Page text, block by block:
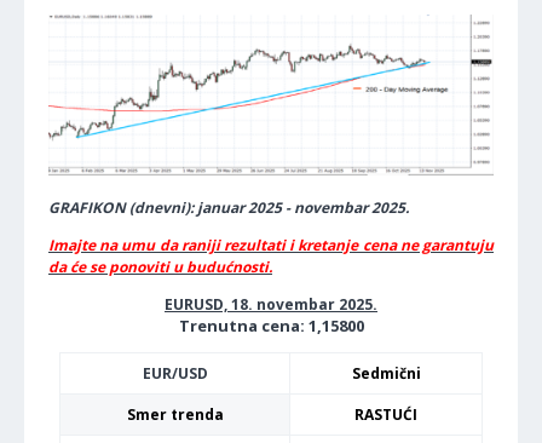
GRAFIKON (dnevni): januar 2025 - novembar 2025.
Imajte na umu da raniji rezultati i kretanje cena ne garantuju
da će se ponoviti u budućnosti.
EURUSD, 18. novembar 2025.
Trenutna cena: 1,15800
EUR/USD
Sedmični
Smer trenda
RASTUĆI